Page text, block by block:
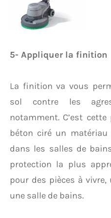
5- Appliquer la finition
La finition va vous
sol contre les
notamment. C’est
béton ciré un
dans les salles de
protection la plus
pour des pièces à
une salle de bains.